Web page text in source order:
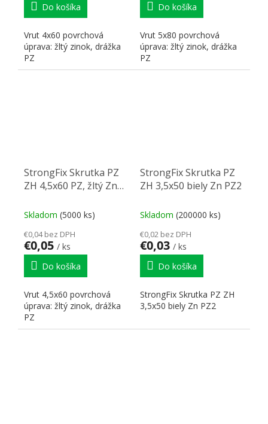
Do košíka
Vrut 4x60 povrchová
úprava: žltý zinok, drážka
PZ
Do košíka
Vrut 5x80 povrchová
úprava: žltý zinok, drážka
PZ
StrongFix Skrutka PZ
ZH 4,5x60 PZ, žltý Zn
Skladom (5000 ks)
€0,04 bez DPH
€0,05 / ks
Do košíka
Vrut 4,5x60 povrchová
úprava: žltý zinok, drážka
PZ
StrongFix Skrutka PZ
ZH 3,5x50 biely Zn PZ2
Skladom (200000 ks)
€0,02 bez DPH
€0,03 / ks
Do košíka
StrongFix Skrutka PZ ZH
3,5x50 biely Zn PZ2